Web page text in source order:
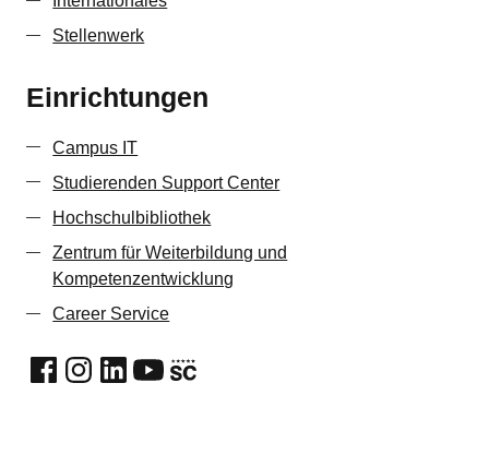
Stellenwerk
Einrichtungen
Campus IT
Studierenden Support Center
Hochschulbibliothek
Zentrum für Weiterbildung und
Kompetenzentwicklung
Career Service
Social Media
FacebookInstagram
LinkedInYouTube